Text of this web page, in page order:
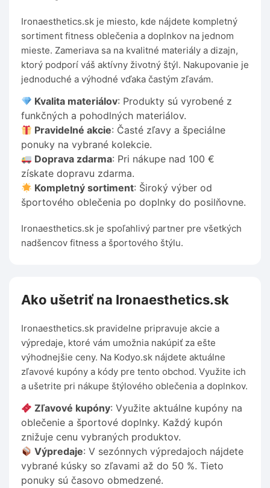
Ironaesthetics.sk je miesto, kde nájdete kompletný
sortiment fitness oblečenia a doplnkov na jednom
mieste. Zameriava sa na kvalitné materiály a dizajn,
ktorý podporí váš aktívny životný štýl. Nakupovanie je
jednoduché a výhodné vďaka častým zľavám.
Kvalita materiálov: Produkty sú vyrobené z
funkčných a pohodlných materiálov.
Pravidelné akcie: Časté zľavy a špeciálne
ponuky na vybrané kolekcie.
Doprava zdarma: Pri nákupe nad 100 €
získate dopravu zdarma.
Kompletný sortiment: Široký výber od
športového oblečenia po doplnky do posilňovne.
Ironaesthetics.sk je spoľahlivý partner pre všetkých
nadšencov fitness a športového štýlu.
Ako ušetriť na Ironaesthetics.sk
Ironaesthetics.sk pravidelne pripravuje akcie a
výpredaje, ktoré vám umožnia nakúpiť za ešte
výhodnejšie ceny. Na Kodyo.sk nájdete aktuálne
zľavové kupóny a kódy pre tento obchod. Využite ich
a ušetrite pri nákupe štýlového oblečenia a doplnkov.
Zľavové kupóny: Využite aktuálne kupóny na
oblečenie a športové doplnky. Každý kupón
znižuje cenu vybraných produktov.
Výpredaje: V sezónnych výpredajoch nájdete
vybrané kúsky so zľavami až do 50 %. Tieto
ponuky sú časovo obmedzené.